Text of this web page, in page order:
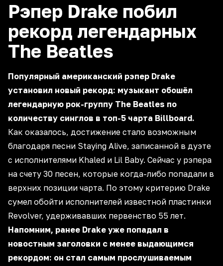
Рэпер Drake побил
рекорд легендарных
The Beatles
Популярный американский рэпер Drake
установил новый рекорд: музыкант обошёл
легендарную рок-группу The Beatles по
количеству синглов в топ-5 чарта Billboard.
Как оказалось, достижение стало возможным
благодаря песни Staying Alive, записанной в дуэте
с исполнителями Khaled и Lil Baby. Сейчас у рэпера
на счету 30 песен, которые когда-либо попадали в
верхних позиции чарта. По этому критерию Drake
сумел обойти исполнителей известной пластинки
Revolver, удерживавших первенство 55 лет.
Напомним, ранее Drake уже попадал в
новостным заголовки с менее выдающимся
рекордом: он стал самым прослушиваемым